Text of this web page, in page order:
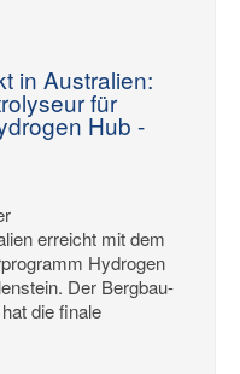
in Australien:
für
Hub -
erreicht mit dem
Hydrogen
Der Bergbau-
die finale